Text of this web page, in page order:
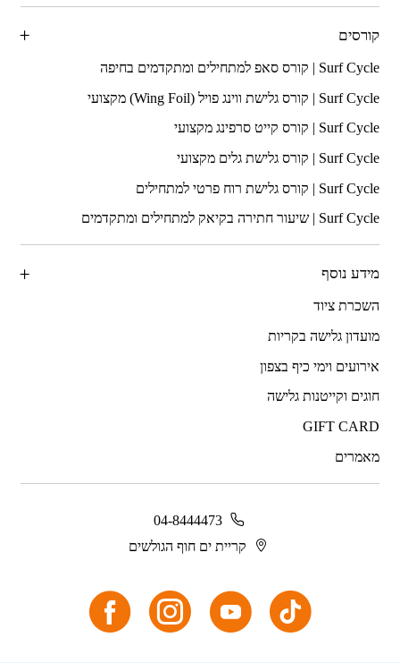
קורסים
מידע נוסף
השכרת ציוד
מועדון גלישה בקריות
אירועים וימי כיף בצפון
חוגים וקייטנות גלישה
GIFT CARD
מאמרים
04-8444473
קריית ים חוף הגולשים